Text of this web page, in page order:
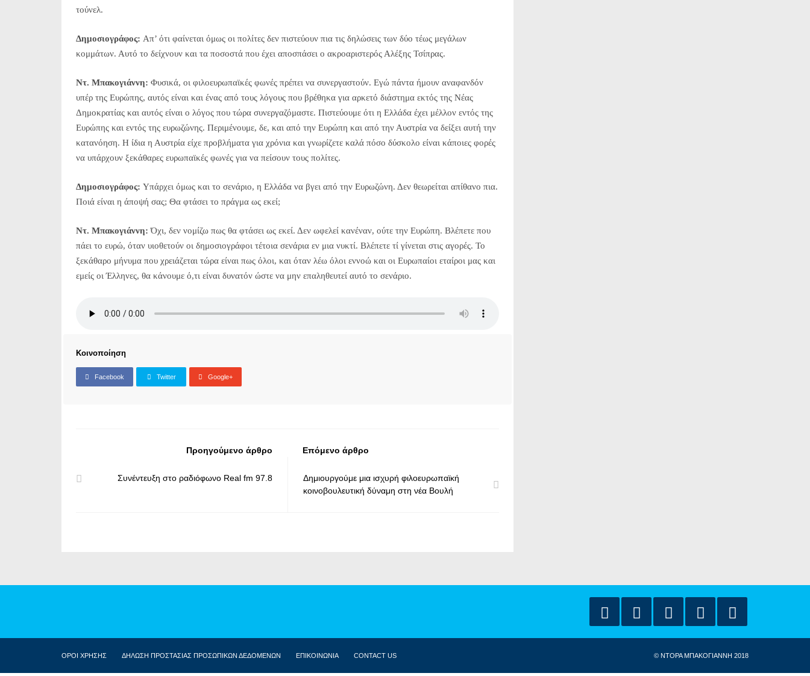
τούνελ.
Δημοσιογράφος: Απ’ ότι φαίνεται όμως οι πολίτες δεν πιστεύουν πια τις δηλώσεις των δύο τέως μεγάλων
κομμάτων. Αυτό το δείχνουν και τα ποσοστά που έχει αποσπάσει ο ακροαριστερός Αλέξης Τσίπρας.
Ντ. Μπακογιάννη: Φυσικά, οι φιλοευρωπαϊκές φωνές πρέπει να συνεργαστούν. Εγώ πάντα ήμουν αναφανδόν
υπέρ της Ευρώπης, αυτός είναι και ένας από τους λόγους που βρέθηκα για αρκετό διάστημα εκτός της Νέας
Δημοκρατίας και αυτός είναι ο λόγος που τώρα συνεργαζόμαστε. Πιστεύουμε ότι η Ελλάδα έχει μέλλον εντός της
Ευρώπης και εντός της ευρωζώνης. Περιμένουμε, δε, και από την Ευρώπη και από την Αυστρία να δείξει αυτή την
κατανόηση. Η ίδια η Αυστρία είχε προβλήματα για χρόνια και γνωρίζετε καλά πόσο δύσκολο είναι κάποιες φορές
να υπάρχουν ξεκάθαρες ευρωπαϊκές φωνές για να πείσουν τους πολίτες.
Δημοσιογράφος: Υπάρχει όμως και το σενάριο, η Ελλάδα να βγει από την Ευρωζώνη. Δεν θεωρείται απίθανο πια.
Ποιά είναι η άποψή σας; Θα φτάσει το πράγμα ως εκεί;
Ντ. Μπακογιάννη:Όχι, δεν νομίζω πως θα φτάσει ως εκεί. Δεν ωφελεί κανέναν, ούτε την Ευρώπη. Βλέπετε που
πάει το ευρώ, όταν υιοθετούν οι δημοσιογράφοι τέτοια σενάρια εν μια νυκτί. Βλέπετε τί γίνεται στις αγορές. Το
ξεκάθαρο μήνυμα που χρειάζεται τώρα είναι πως όλοι, και όταν λέω όλοι εννοώ και οι Ευρωπαίοι εταίροι μας και
εμείς οι Έλληνες, θα κάνουμε ό,τι είναι δυνατόν ώστε να μην επαληθευτεί αυτό το σενάριο.
Κοινοποίηση
Facebook Twitter Google+
Προηγούμενο άρθρο
Συνέντευξη στο ραδιόφωνο Real fm 97.8
Επόμενο άρθρο
Δημιουργούμε μια ισχυρή φιλοευρωπαϊκή
κοινοβουλευτική δύναμη στη νέα Βουλή
ΟΡΟΙ ΧΡΗΣΗΣ ΔΗΛΩΣΗ ΠΡΟΣΤΑΣΙΑΣ ΠΡΟΣΩΠΙΚΩΝ ΔΕΔΟΜΕΝΩΝ ΕΠΙΚΟΙΝΩΝΙΑ CONTACT US © ΝΤΟΡΑ ΜΠΑΚΟΓΙΑΝΝΗ 2018